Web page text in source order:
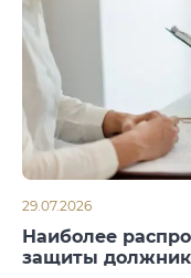
29.07.2026
Наиболее
защиты